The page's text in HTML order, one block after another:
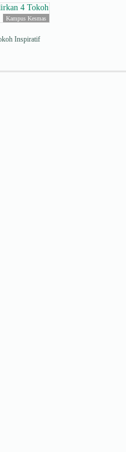
Kampus Kesmas
Inspiratif